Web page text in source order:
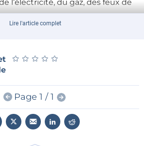
l’électricité, du gaz, des feux de
type, même si elles sont encore
de ces logiciels sont
voire même parfois pas du
Lire l'article complet
★ ★ ★ ★ ★
★ ★ ★ ★ ★
Page 1 / 1